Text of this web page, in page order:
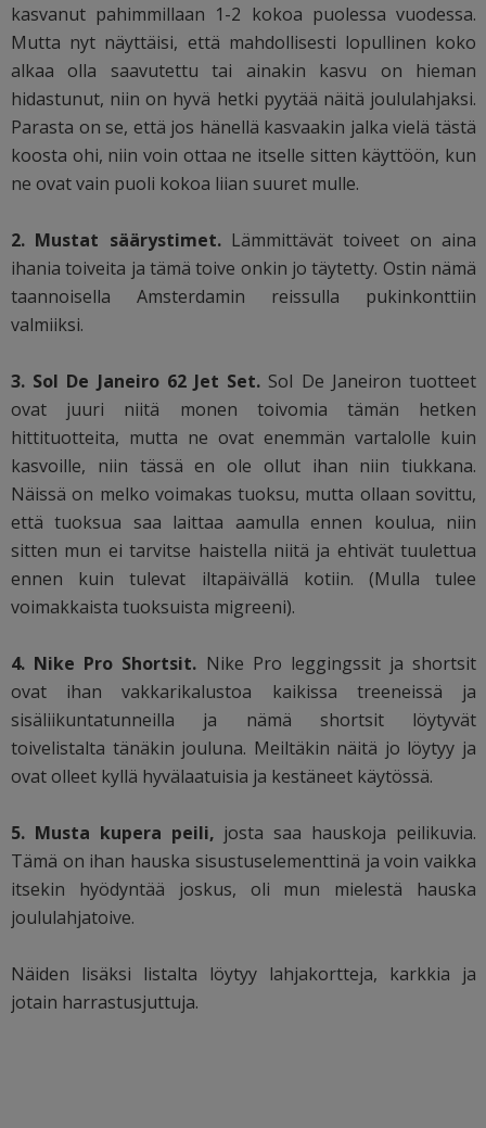
kasvanut pahimmillaan 1-2 kokoa puolessa vuodessa.
Mutta nyt näyttäisi, että mahdollisesti lopullinen koko
alkaa olla saavutettu tai ainakin kasvu on hieman
hidastunut, niin on hyvä hetki pyytää näitä joululahjaksi.
Parasta on se, että jos hänellä kasvaakin jalka vielä tästä
koosta ohi, niin voin ottaa ne itselle sitten käyttöön, kun
ne ovat vain puoli kokoa liian suuret mulle.
2. Mustat säärystimet.Lämmittävät toiveet on aina
ihania toiveita ja tämä toive onkin jo täytetty. Ostin nämä
taannoisella Amsterdamin reissulla pukinkonttiin
valmiiksi.
3. Sol De Janeiro 62 Jet Set. Sol De Janeiron tuotteet
ovat juuri niitä monen toivomia tämän hetken
hittituotteita, mutta ne ovat enemmän vartalolle kuin
kasvoille, niin tässä en ole ollut ihan niin tiukkana.
Näissä on melko voimakas tuoksu, mutta ollaan sovittu,
että tuoksua saa laittaa aamulla ennen koulua, niin
sitten mun ei tarvitse haistella niitä ja ehtivät tuulettua
ennen kuin tulevat iltapäivällä kotiin. (Mulla tulee
voimakkaista tuoksuista migreeni).
4. Nike Pro Shortsit. Nike Pro leggingssit ja shortsit
ovat ihan vakkarikalustoa kaikissa treeneissä ja
sisäliikuntatunneilla ja nämä shortsit löytyvät
toivelistalta tänäkin jouluna. Meiltäkin näitä jo löytyy ja
ovat olleet kyllä hyvälaatuisia ja kestäneet käytössä.
5. Musta kupera peili, josta saa hauskoja peilikuvia.
Tämä on ihan hauska sisustuselementtinä ja voin vaikka
itsekin hyödyntää joskus, oli mun mielestä hauska
joululahjatoive.
Näiden lisäksi listalta löytyy lahjakortteja, karkkia ja
jotain harrastusjuttuja.